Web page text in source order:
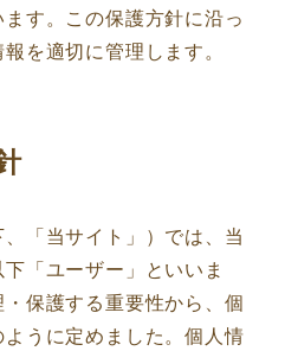
す。この保護方針に沿っ
を適切に管理します。
、「当サイト」）では、当
「ユーザー」といいま
保護する重要性から、個
うに定めました。個人情